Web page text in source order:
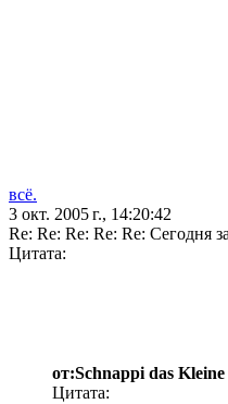
всё.
3 окт. 2005 г., 14:20:42
Re: Re: Re: Re: Re: Сегодня
Цитата:
от:Schnappi das
Цитата: